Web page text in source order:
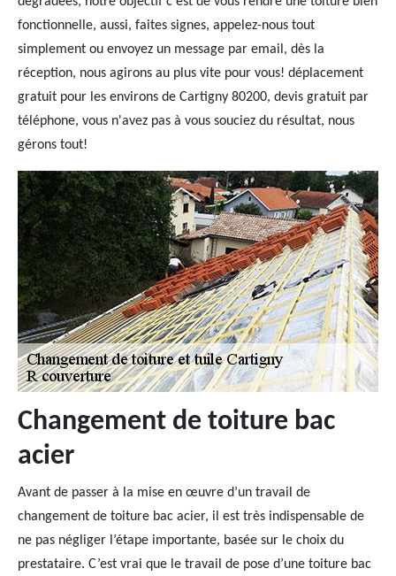
fonctionnelle, aussi, faites signes, appelez-nous tout
simplement ou envoyez un message par email, dès la
réception, nous agirons au plus vite pour vous! déplacement
gratuit pour les environs de Cartigny 80200, devis gratuit par
téléphone, vous n'avez pas à vous souciez du résultat, nous
gérons tout!
Changement de toiture bac
acier
Avant de passer à la mise en œuvre d’un travail de
changement de toiture bac acier, il est très indispensable de
ne pas négliger l’étape importante, basée sur le choix du
prestataire. C’est vrai que le travail de pose d’une toiture bac